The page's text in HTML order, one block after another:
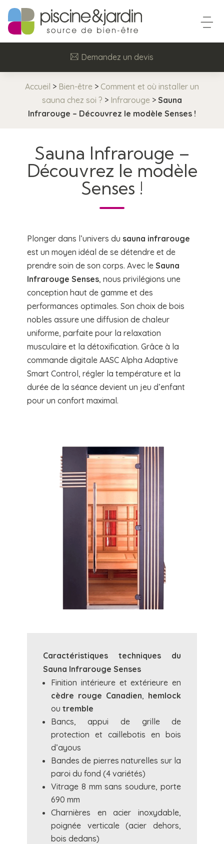
Demandez un devis
Accueil > Bien-être > Comment et où installer un
sauna chez soi ? > Infrarouge > Sauna
Infrarouge – Découvrez le modèle Senses !
Sauna Infrarouge –
Découvrez le modèle
Senses !
Plonger dans l’univers du sauna infrarouge
est un moyen idéal de se détendre et de
prendre soin de son corps. Avec le Sauna
Infrarouge Senses, nous privilégions une
conception haut de gamme et des
performances optimales. Son choix de bois
nobles assure une diffusion de chaleur
uniforme, parfaite pour la relaxation
musculaire et la détoxification. Grâce à la
commande digitale AASC Alpha Adaptive
Smart Control, régler la température et la
durée de la séance devient un jeu d’enfant
pour un confort maximal.
Caractéristiques techniques du
Sauna Infrarouge Senses
Finition intérieure et extérieure en
cèdre rouge Canadien, hemlock
ou tremble
Bancs, appui de grille de
protection et caillebotis en bois
d’ayous
Bandes de pierres naturelles sur la
paroi du fond (4 variétés)
Vitrage 8 mm sans soudure, porte
690 mm
Charnières en acier inoxydable,
poignée verticale (acier dehors,
bois dedans)